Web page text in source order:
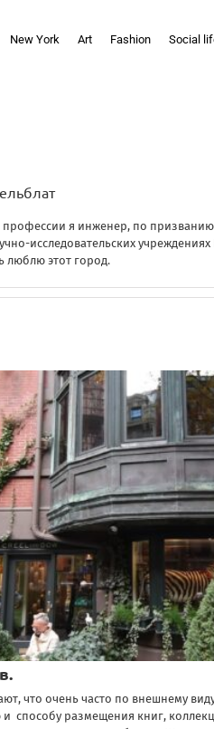
New York Art Fashion Social
я инженер, по
исследовательских
люблю этот город.
что очень часто по внешнему
способу размещения книг,